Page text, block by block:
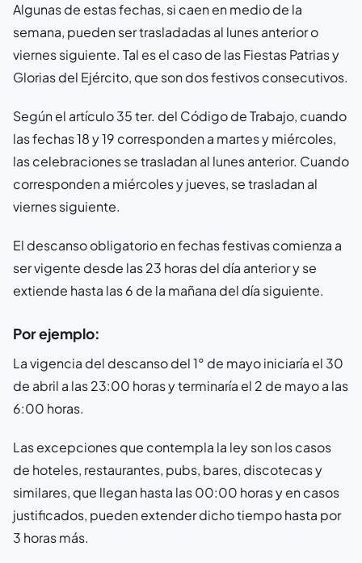
Algunas de estas fechas, si caen en medio de la
semana, pueden ser trasladadas al lunes anterior o
viernes siguiente. Tal es el caso de las Fiestas Patrias y
Glorias del Ejército, que son dos festivos consecutivos.
Según el artículo 35 ter. del Código de Trabajo, cuando
las fechas 18 y 19 corresponden a martes y miércoles,
las celebraciones se trasladan al lunes anterior. Cuando
corresponden a miércoles y jueves, se trasladan al
viernes siguiente.
El descanso obligatorio en fechas festivas comienza a
ser vigente desde las 23 horas del día anterior y se
extiende hasta las 6 de la mañana del día siguiente.
Por ejemplo:
La vigencia del descanso del 1° de mayo iniciaría el 30
de abril a las 23:00 horas y terminaría el 2 de mayo a las
6:00 horas.
Las excepciones que contempla la ley son los casos
de hoteles, restaurantes, pubs, bares, discotecas y
similares, que llegan hasta las 00:00 horas y en casos
justificados, pueden extender dicho tiempo hasta por
3 horas más.